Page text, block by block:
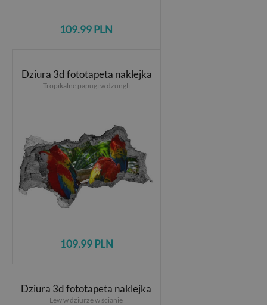
109.99 PLN
Dziura 3d fototapeta naklejka
Tropikalne papugi w dżungli
109.99 PLN
Dziura 3d fototapeta naklejka
Lew w dziurze w ścianie